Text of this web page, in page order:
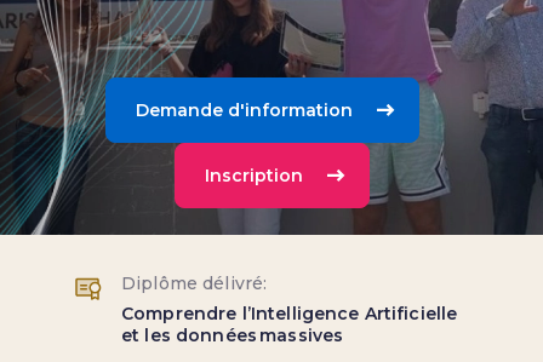
Demande d'information
Inscription
Diplôme délivré:
Comprendre l’Intelligence Artificielle
et les données massives